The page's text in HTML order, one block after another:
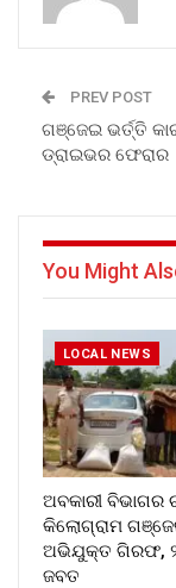
PREV POST
ଗଞ୍ଜେଇ ଭର୍ତ୍ତି
ଡ୍ରାଇଭର ଫେରାର
You Might
LOCAL NEWS
ଅବକାରୀ ବିଭାଗର
କିଲୋଗ୍ରାମ
ଅଭିଯୁକ୍ତ ଗିରଫ, ୨
ଜବତ